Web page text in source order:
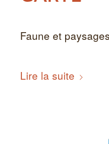
Faune et
Lire la suite